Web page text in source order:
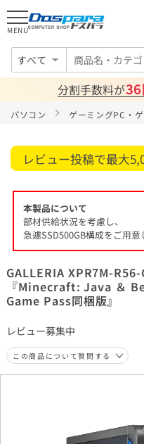
MENU
すべて
分割手数料が36
パソコン ゲーミングPC・
レビュー投稿で最大
本製品について
部材供給状況を考慮し、
急遽SSD500GB構成をご用意
GALLERIA XPR7M-
『Minecraft: Java ＆
Game Pass同梱版』
レビュー募集中
この商品について質問する